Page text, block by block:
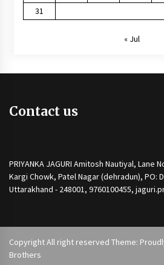
31
« Jul
Contact us
PRIYANKA JAGURI Amitosh Nautiyal, Lane
Kargi Chowk, Patel Nagar (dehradun), PO:
Uttarakhand - 248001, 9760100455,
Copyright All right reserved Theme:
Brothers